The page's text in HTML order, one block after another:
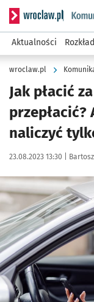
Serwis
Aktualności
wroclaw.pl
Jak płacić
przepłacić?
naliczyć
Data publikacji:
23.08.2023 13:30 | Autor:
Kliknij, aby